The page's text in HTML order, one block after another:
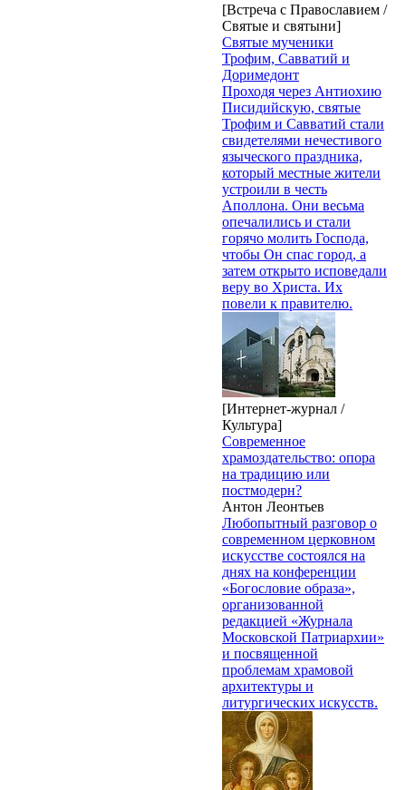
[Встреча с Православием /
Святые и святыни]
Святые мученики
Трофим, Савватий и
Доримедонт
Проходя через Антиохию
Писидийскую, святые
Трофим и Савватий стали
свидетелями нечестивого
языческого праздника,
который местные жители
устроили в честь
Аполлона. Они весьма
опечалились и стали
горячо молить Господа,
чтобы Он спас город, а
затем открыто исповедали
веру во Христа. Их
повели к правителю.
[Интернет-журнал /
Культура]
Современное
храмоздательство: опора
на традицию или
постмодерн?
Антон Леонтьев
Любопытный разговор о
современном церковном
искусстве состоялся на
днях на конференции
«Богословие образа»,
организованной
редакцией «Журнала
Московской Патриархии»
и посвященной
проблемам храмовой
архитектуры и
литургических искусств.